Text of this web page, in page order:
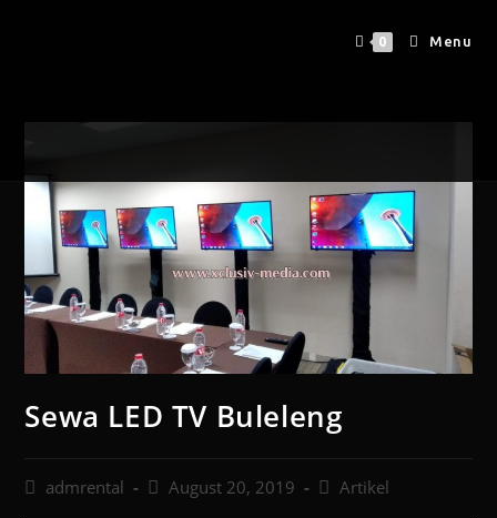
0 Menu
Sewa LED TV Buleleng
admrental August 20, 2019 Artikel